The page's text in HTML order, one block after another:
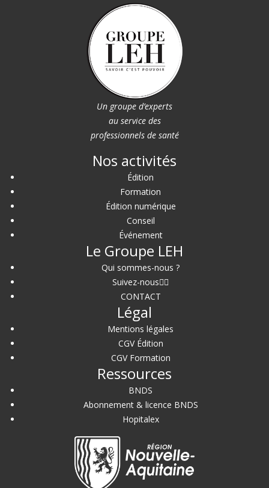
Un groupe d’experts
au service des
professionnels de santé
Nos activités
Édition
Formation
Édition numérique
Conseil
Événement
Le Groupe LEH
Qui sommes-nous ?
Suivez-nous
CONTACT
Légal
Mentions légales
CGV Édition
CGV Formation
Ressources
BNDS
Abonnement & licence BNDS
Hopitalex